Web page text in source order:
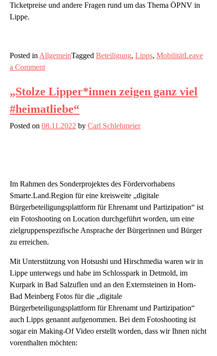
Ticketpreise und andere Fragen rund um das Thema ÖPNV in
Lippe.
Posted in AllgemeinTagged Beteiligung, Lipps, MobilitätLeave
a Commenton
mitmachen
mitgestalten!
Ihre
Kreis
Lippe
sind
gefragt.
„Stolze Lipper*innen zeigen ganz viel
#heimatliebe“
Posted on 08.11.2022 by Carl Schlehmeier
Im Rahmen des Sonderprojektes des Fördervorhabens
Smarte.Land.Region für eine kreisweite „digitale
Bürgerbeteiligungsplattform für Ehrenamt und Partizipation“ ist
ein Fotoshooting on Location durchgeführt worden, um eine
zielgruppenspezifische Ansprache der Bürgerinnen und Bürger
zu erreichen.
Mit Unterstützung von Hotsushi und Hirschmedia waren wir in
Lippe unterwegs und habe im Schlosspark in Detmold, im
Kurpark in Bad Salzuflen und an den Externsteinen in Horn-
Bad Meinberg Fotos für die „digitale
Bürgerbeteiligungsplattform für Ehrenamt und Partizipation“
auch Lipps genannt aufgenommen. Bei dem Fotoshooting ist
sogar ein Making-Of Video erstellt worden, dass wir Ihnen nicht
vorenthalten möchten: